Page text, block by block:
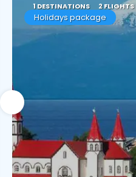
1 DESTINATIONS 2 FLIGHTS
Holidays package